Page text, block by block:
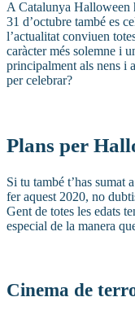
A Catalunya Halloween
31 d’octubre també es
l’actualitat conviuen
caràcter més solemne i
principalment als nens i
per celebrar?
Plans per
Si tu també t’has sumat
fer aquest 2020, no
Gent de totes les edats
especial de la manera
Cinema de